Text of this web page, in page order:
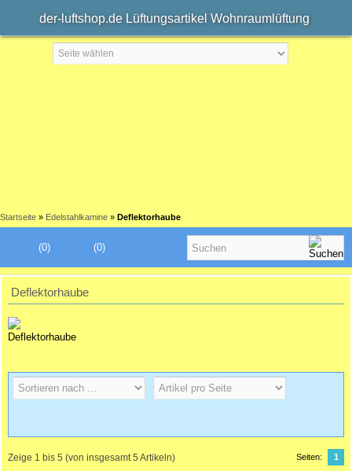
der-luftshop.de Lüftungsartikel Wohnraumlüftung
Startseite » Edelstahlkamine » Deflektorhaube
(0)
(0)
Deflektorhaube
Zeige 1 bis 5 (von insgesamt5 Artikeln) Seiten: 1